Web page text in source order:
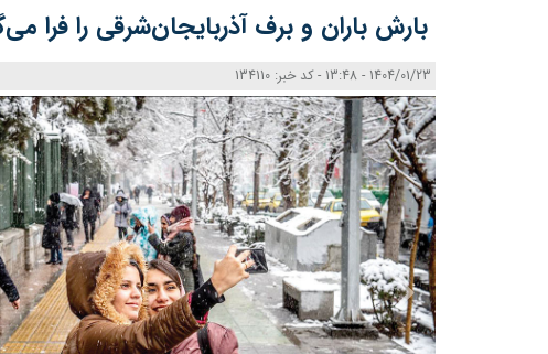
بارش باران و برف آذربایجان‌شرقی را فرا
1404/01/23 - 13:48 - کد خبر: 134110